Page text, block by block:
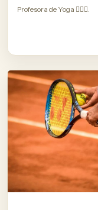
Profesora de Yoga 🧘🏼‍♀️.